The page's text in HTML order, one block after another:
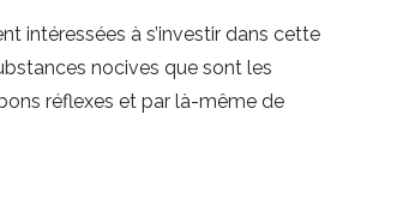
intéressées à s’investir dans cette
nocives que sont les
réflexes et par là-même de